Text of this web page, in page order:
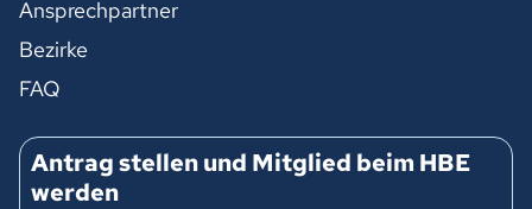
Ansprechpartner
Bezirke
FAQ
Antrag stellen und Mitglied beim HBE
werden